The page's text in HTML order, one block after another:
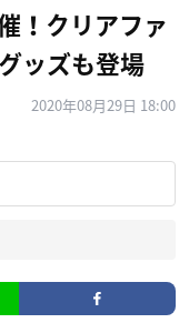
！クリアファ
ッズも登場
2020年08月29日 18:00